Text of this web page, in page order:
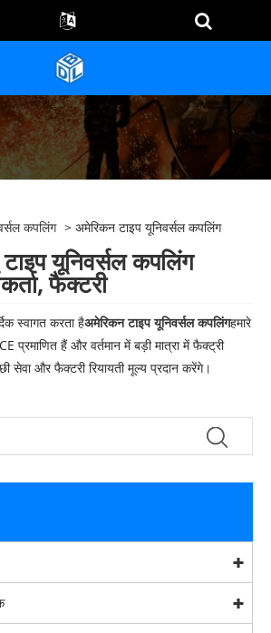
कपलिंग > अमेरिकन टाइप यूनिवर्सल कपलिंग
यूनिवर्सल कपलिंग
फैक्टरी
स्वागत करता हैअमेरिकन टाइप यूनिवर्सल कपलिंगहमारे
प्रमाणित हैं और वर्तमान में बड़ी मात्रा में फैक्ट्री
सेवा और फैक्टरी रियायती मूल्य प्रदान करेंगे।